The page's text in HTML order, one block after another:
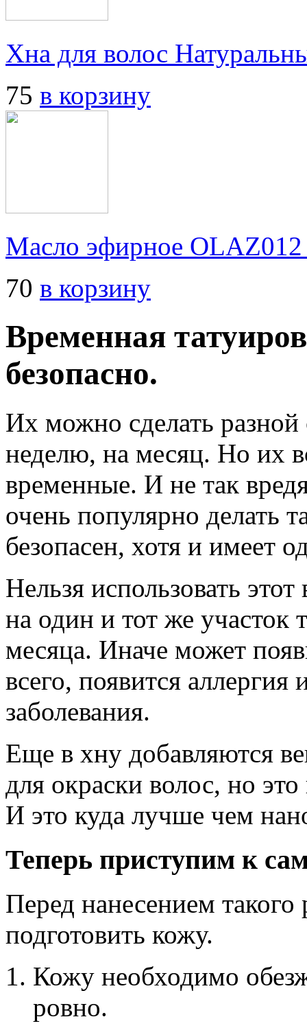
Хна для волос
75 в корзину
Масло эфирное
70 в корзину
Временная
безопасно.
Их можно сделать разной
неделю, на месяц. Но их
временные. И не так
очень популярно делать
безопасен, хотя и имеет
Нельзя использовать
на один и тот же участок
месяца. Иначе может
всего, появится
заболевания.
Еще в хну добавляются
для окраски волос, но
И это куда лучше чем
Теперь приступим к
Перед нанесением
подготовить кожу.
Кожу необходимо
ровно.